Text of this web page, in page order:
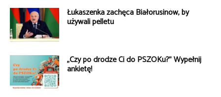
Łukaszenka zachęca Białorusinów, by
używali pelletu
„Czy po drodze Ci do PSZOKu?” Wypełnij
ankietę!